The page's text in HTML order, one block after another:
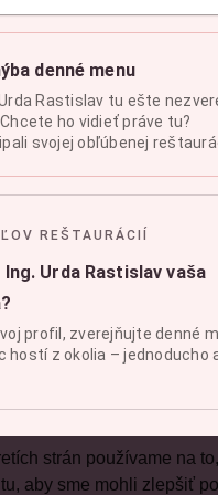
denné menu
Urda Rastislav tu ešte
ho vidieť práve tu?
svojej obľúbenej
REŠTAURÁCIÍ
Ing. Urda Rastislav vaša
profil, zverejňujte denné
hostí z okolia – jednoducho
strán používame na
aby sme mohli zlepšiť